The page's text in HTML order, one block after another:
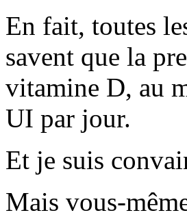
En fait, toutes
savent que la
vitamine D, au
UI par jour.
Et je suis
Mais vous-